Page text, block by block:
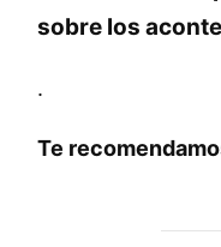
sobre los
.
Te